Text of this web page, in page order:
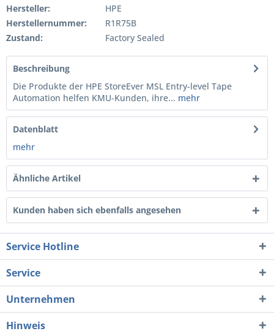
Hersteller:
HPE
Herstellernummer:
R1R75B
Zustand:
Factory Sealed
Beschreibung
Die Produkte der HPE StoreEver MSL Entry-level Tape
Automation helfen KMU-Kunden, ihre... mehr
Datenblatt
mehr
Ähnliche Artikel
Kunden haben sich ebenfalls angesehen
Service Hotline
Service
Unternehmen
Hinweis